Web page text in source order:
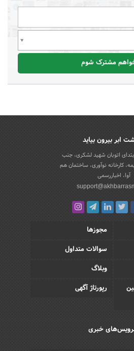
مشترک شوم
ابر بیرون بیاید
اتوبان شهید لشکری، جنب
کارخانه نوآوری، ساختمان هم
آوا، اخباررسمی
مجوزها
سوالات متداول
وبلاگ
رپورتاژ آگهی
خبری